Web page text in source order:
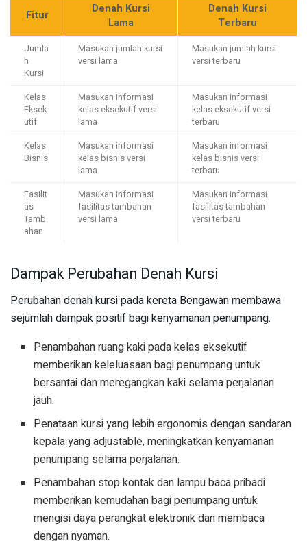
Fitur
Denah Kursi
Lama
Denah Kursi
Terbaru
Jumla
h
Kursi
Masukan jumlah kursi
versi lama
Masukan jumlah kursi
versi terbaru
Kelas
Eksek
utif
Masukan informasi
kelas eksekutif versi
lama
Masukan informasi
kelas eksekutif versi
terbaru
Kelas
Bisnis
Masukan informasi
kelas bisnis versi
lama
Masukan informasi
kelas bisnis versi
terbaru
Fasilit
as
Tamb
ahan
Masukan informasi
fasilitas tambahan
versi lama
Masukan informasi
fasilitas tambahan
versi terbaru
Dampak Perubahan Denah Kursi
Perubahan denah kursi pada kereta Bengawan membawa
sejumlah dampak positif bagi kenyamanan penumpang.
Penambahan ruang kaki pada kelas eksekutif
memberikan keleluasaan bagi penumpang untuk
bersantai dan meregangkan kaki selama perjalanan
jauh.
Penataan kursi yang lebih ergonomis dengan sandaran
kepala yang adjustable, meningkatkan kenyamanan
penumpang selama perjalanan.
Penambahan stop kontak dan lampu baca pribadi
memberikan kemudahan bagi penumpang untuk
mengisi daya perangkat elektronik dan membaca
dengan nyaman.